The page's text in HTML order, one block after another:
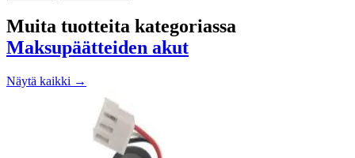
Muita tuotteita kategoriassa
Maksupäätteiden akut
Näytä kaikki →